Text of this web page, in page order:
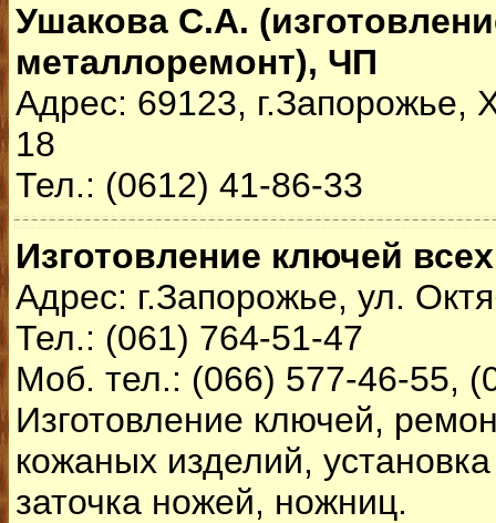
Ушакова С.А.
металлоремонт), ЧП
Адрес: 69123, г.Запорожье,
18
Тел.: (0612) 41-86-33
Изготовление ключей
Адрес: г.Запорожье, ул.
Тел.: (061) 764-51-47
Моб. тел.: (066) 577-46-55,
Изготовление ключей,
кожаных изделий,
заточка ножей, ножниц.